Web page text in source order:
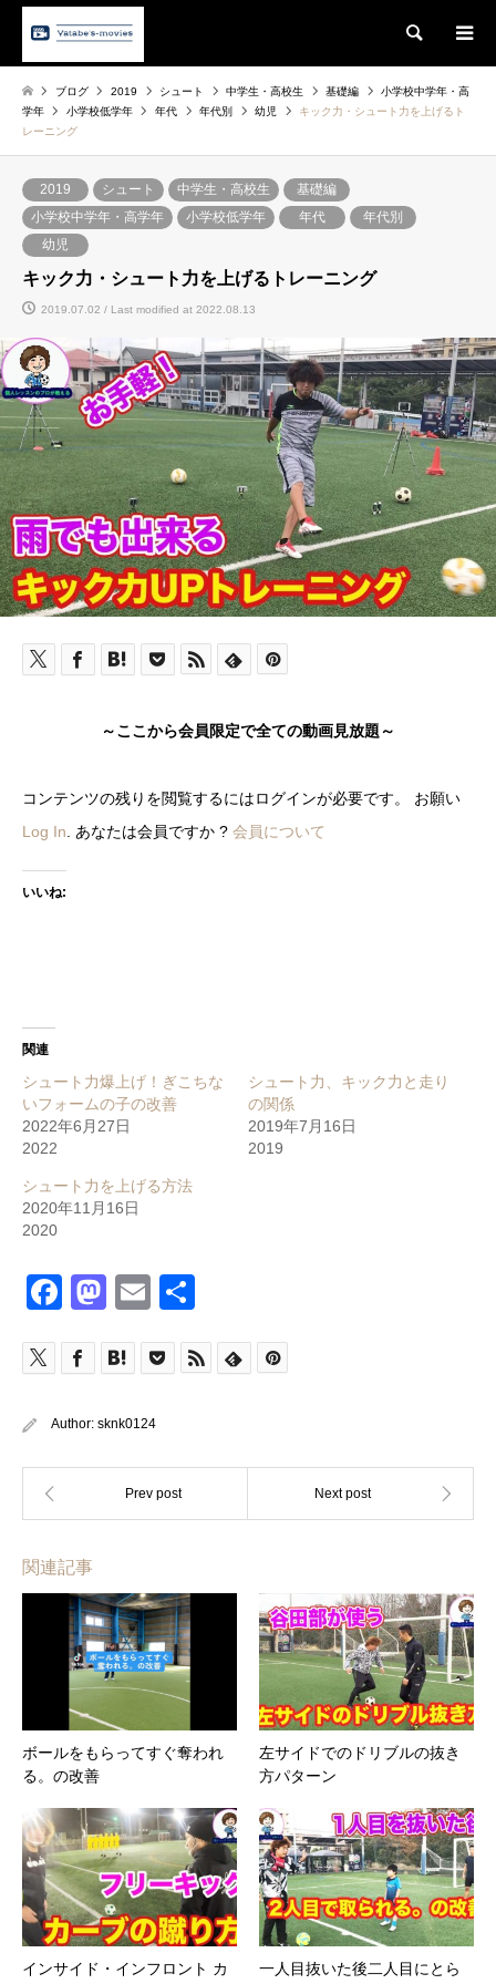
Search
ブログ 2019 シュート 中学生・高校生 基礎編
小学校中学年・高
学年
小学校低学年 年代 年代別 幼児
キック力・シュート力を上げるト
レーニング
2019 シュート 中学生・高校生
基礎編
小学校中学年・高学年
小学校低学年 年代
年代別
幼児
キック力・シュート力を上げるトレーニング
2019.07.02 / Last modified at 2022.08.13
～ここから会員限定で全ての動画見放題～
コンテンツの残りを閲覧するにはログインが必要です。 お願い
Log In . あなたは会員ですか ? 会員について
いいね:
関連
シュート力爆上げ！ぎこちな
いフォームの子の改善
2022年6月27日
2022
シュート力、キック力と走り
の関係
2019年7月16日
2019
シュート力を上げる方法
2020年11月16日
2020
Facebook
Mastodon
Email
Author: sknk0124
関連記事
ボールをもらってすぐ奪われ
る。の改善
左サイドでのドリブルの抜き
方パターン
インサイド・インフロント カ
一人目抜いた後二人目にとら